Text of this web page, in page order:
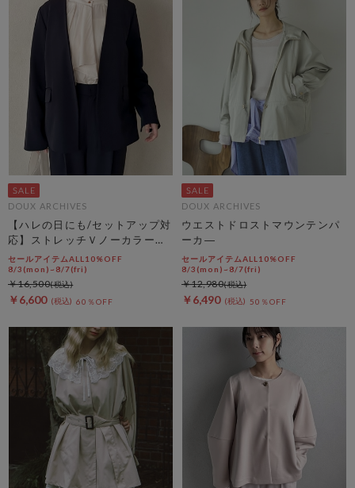
DOUX ARCHIVES
【ハレの日にも/セットアップ対
応】ストレッチＶノーカラージ
ャケット
セールアイテムALL10%OFF
8/3(mon)~8/7(fri)
￥6,600 60％OFF
￥16,500
DOUX ARCHIVES
ウエストドロストマウンテンパ
ーカ―
セールアイテムALL10%OFF
8/3(mon)~8/7(fri)
￥6,490 50％OFF
￥12,980